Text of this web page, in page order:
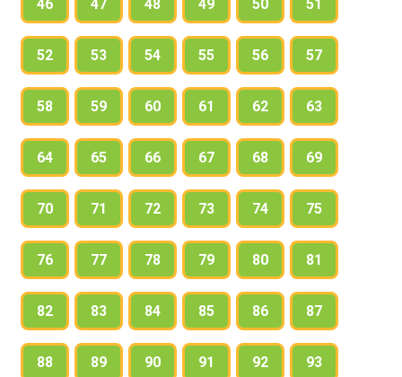
46 47 48 49 50 51
52 53 54 55 56 57
58 59 60 61 62 63
64 65 66 67 68 69
70 71 72 73 74 75
76 77 78 79 80 81
82 83 84 85 86 87
88 89 90 91 92 93